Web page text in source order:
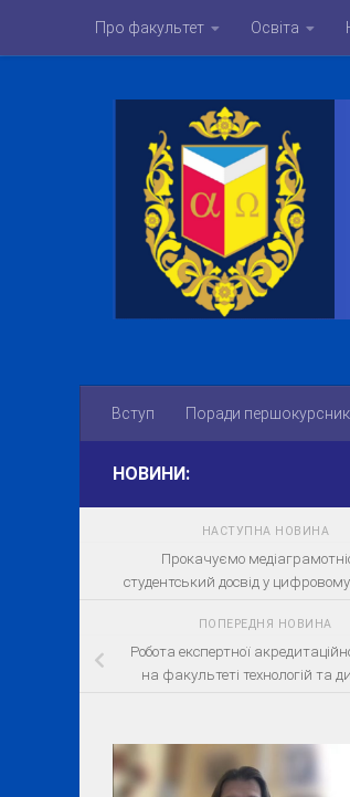
Skip to contentПро факультет Освіта
Вступ Поради
НОВИНИ:
НАСТУПНА НОВИНА
Прокачуємо
студентський досвід у цифровому
ПОПЕРЕДНЯ НОВИНА
Робота експертної
на факультеті технологій та